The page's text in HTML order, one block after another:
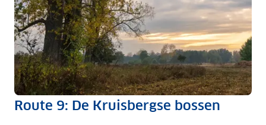
Route 9: De Kruisbergse bossen